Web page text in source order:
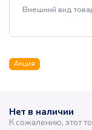
Внешний вид
Акция
Нет в наличии
К сожалению, этот